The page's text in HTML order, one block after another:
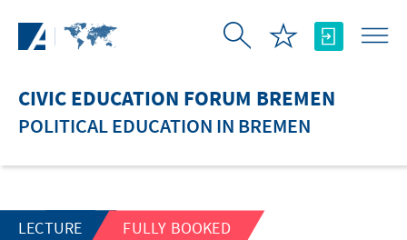
CIVIC EDUCATION FORUM BREMEN
POLITICAL EDUCATION IN BREMEN
LECTURE FULLY BOOKED